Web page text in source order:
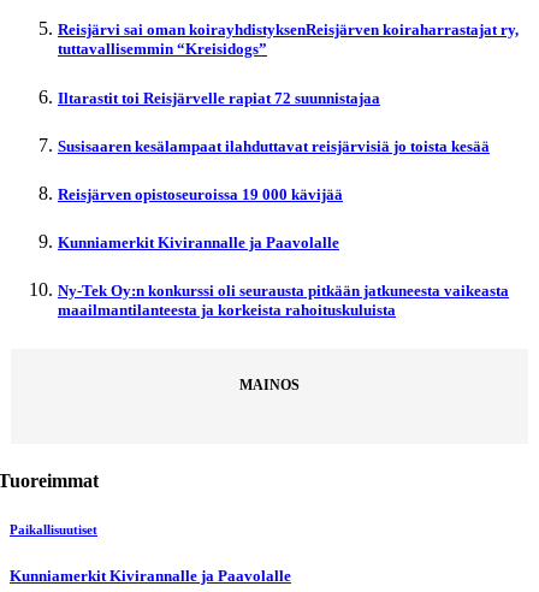
Reisjärvi sai oman koirayhdistyksenReisjärven koiraharrastajat ry,
tuttavallisemmin “Kreisidogs”
Iltarastit toi Reisjärvelle rapiat 72 suunnistajaa
Susisaaren kesälampaat ilahduttavat reisjärvisiä jo toista kesää
Reisjärven opistoseuroissa 19 000 kävijää
Kunniamerkit Kivirannalle ja Paavolalle
Ny-Tek Oy:n konkurssi oli seurausta pitkään jatkuneesta vaikeasta
maailmantilanteesta ja korkeista rahoituskuluista
MAINOS
Paikallisuutiset
Kunniamerkit Kivirannalle ja Paavolalle